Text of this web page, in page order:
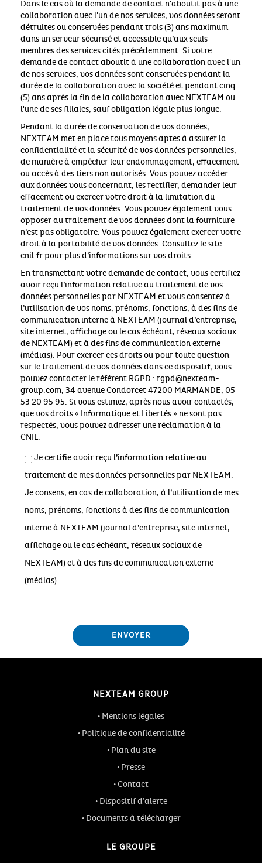
Dans le cas où la demande de contact n'aboutit pas à une
collaboration avec l'un de nos services, vos données seront
détruites ou conservées pendant trois (3) ans maximum
dans un serveur sécurisé et accessible qu’aux seuls
membres des services cités précédemment. Si votre
demande de contact aboutit à une collaboration avec l'un
de nos services, vos données sont conservées pendant la
durée de la collaboration avec la société et pendant cinq
(5) ans après la fin de la collaboration avec NEXTEAM ou
l'une de ses filiales, sauf obligation légale plus longue.
Pendant la durée de conservation de vos données,
NEXTEAM met en place tous moyens aptes à assurer la
confidentialité et la sécurité de vos données personnelles,
de manière à empêcher leur endommagement, effacement
ou accès à des tiers non autorisés. Vous pouvez accéder
aux données vous concernant, les rectifier, demander leur
effacement ou exercer votre droit à la limitation du
traitement de vos données. Vous pouvez également vous
opposer au traitement de vos données dont la fourniture
n’est pas obligatoire. Vous pouvez également exercer votre
droit à la portabilité de vos données. Consultez le site
cnil.fr pour plus d’informations sur vos droits.
En transmettant votre demande de contact, vous certifiez
avoir reçu l’information relative au traitement de vos
données personnelles par NEXTEAM et vous consentez à
l’utilisation de vos noms, prénoms, fonctions, à des fins de
communication interne à NEXTEAM (journal d’entreprise,
site internet, affichage ou le cas échéant, réseaux sociaux
de NEXTEAM) et à des fins de communication externe
(médias). Pour exercer ces droits ou pour toute question
sur le traitement de vos données dans ce dispositif, vous
pouvez contacter le référent RGPD : rgpd@nexteam-
group.com, 34 avenue Condorcet 47200 MARMANDE, 05
53 20 95 95. Si vous estimez, après nous avoir contactés,
que vos droits « Informatique et Libertés » ne sont pas
respectés, vous pouvez adresser une réclamation à la
CNIL.
Je certifie avoir reçu l’information relative au
traitement de mes données personnelles par NEXTEAM.
Je consens, en cas de collaboration, à l’utilisation de mes
noms, prénoms, fonctions à des fins de communication
interne à NEXTEAM (journal d’entreprise, site internet,
affichage ou le cas échéant, réseaux sociaux de
NEXTEAM) et à des fins de communication externe
(médias).
NEXTEAM GROUP
Mentions légales
Politique de confidentialité
Plan du site
Presse
Contact
Dispositif d’alerte
Documents à télécharger
LE GROUPE